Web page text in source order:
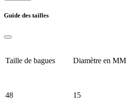
Guide des tailles
Taille de bagues Diamètre en MM
48 15